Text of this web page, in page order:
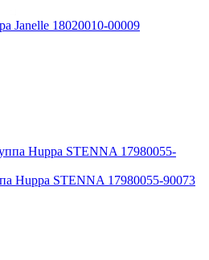
Janelle 18020010-00009
Huppa STENNA 17980055-90073